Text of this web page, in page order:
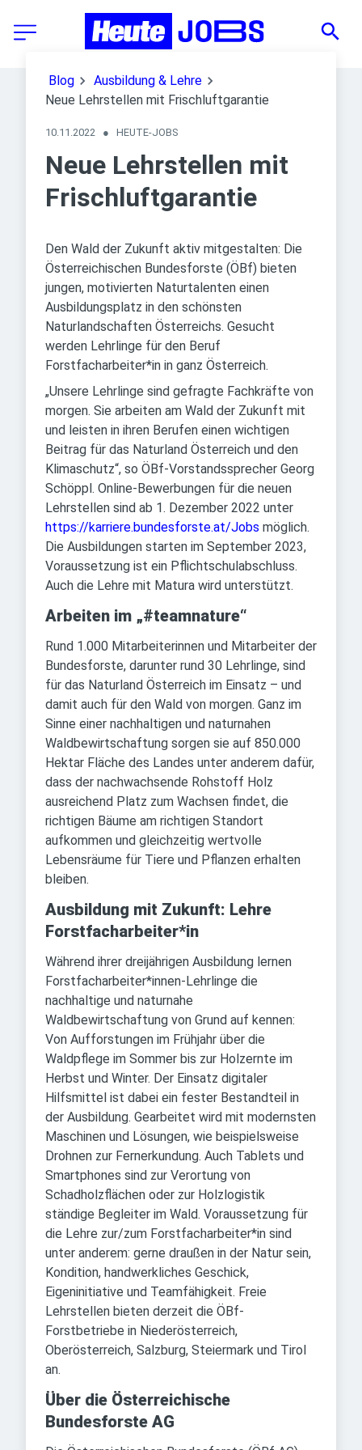
Blog
Ausbildung & Lehre
Neue Lehrstellen mit Frischluftgarantie
10.11.2022 ● HEUTE-JOBS
Neue Lehrstellen mit
Frischluftgarantie
Den Wald der Zukunft aktiv mitgestalten: Die
Österreichischen Bundesforste (ÖBf) bieten
jungen, motivierten Naturtalenten einen
Ausbildungsplatz in den schönsten
Naturlandschaften Österreichs. Gesucht
werden Lehrlinge für den Beruf
Forstfacharbeiter*in in ganz Österreich.
„Unsere Lehrlinge sind gefragte Fachkräfte von
morgen. Sie arbeiten am Wald der Zukunft mit
und leisten in ihren Berufen einen wichtigen
Beitrag für das Naturland Österreich und den
Klimaschutz“, so ÖBf-Vorstandssprecher Georg
Schöppl. Online-Bewerbungen für die neuen
Lehrstellen sind ab 1. Dezember 2022 unter
https://karriere.bundesforste.at/Jobs möglich.
Die Ausbildungen starten im September 2023,
Voraussetzung ist ein Pflichtschulabschluss.
Auch die Lehre mit Matura wird unterstützt.
Arbeiten im „#teamnature“
Rund 1.000 Mitarbeiterinnen und Mitarbeiter der
Bundesforste, darunter rund 30 Lehrlinge, sind
für das Naturland Österreich im Einsatz – und
damit auch für den Wald von morgen. Ganz im
Sinne einer nachhaltigen und naturnahen
Waldbewirtschaftung sorgen sie auf 850.000
Hektar Fläche des Landes unter anderem dafür,
dass der nachwachsende Rohstoff Holz
ausreichend Platz zum Wachsen findet, die
richtigen Bäume am richtigen Standort
aufkommen und gleichzeitig wertvolle
Lebensräume für Tiere und Pflanzen erhalten
bleiben.
Ausbildung mit Zukunft: Lehre
Forstfacharbeiter*in
Während ihrer dreijährigen Ausbildung lernen
Forstfacharbeiter*innen-Lehrlinge die
nachhaltige und naturnahe
Waldbewirtschaftung von Grund auf kennen:
Von Aufforstungen im Frühjahr über die
Waldpflege im Sommer bis zur Holzernte im
Herbst und Winter. Der Einsatz digitaler
Hilfsmittel ist dabei ein fester Bestandteil in
der Ausbildung. Gearbeitet wird mit modernsten
Maschinen und Lösungen, wie beispielsweise
Drohnen zur Fernerkundung. Auch Tablets und
Smartphones sind zur Verortung von
Schadholzflächen oder zur Holzlogistik
ständige Begleiter im Wald. Voraussetzung für
die Lehre zur/zum Forstfacharbeiter*in sind
unter anderem: gerne draußen in der Natur sein,
Kondition, handwerkliches Geschick,
Eigeninitiative und Teamfähigkeit. Freie
Lehrstellen bieten derzeit die ÖBf-
Forstbetriebe in Niederösterreich,
Oberösterreich, Salzburg, Steiermark und Tirol
an.
Über die Österreichische
Bundesforste AG